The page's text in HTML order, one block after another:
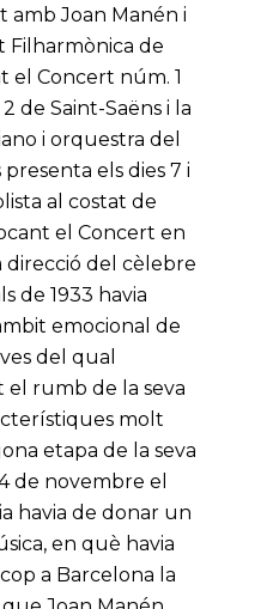
amb Joan Manén i
Filharmònica de
el Concert núm. 1
de Saint-Saëns i la
i orquestra del
els dies 7 i
al costat de
el Concert en
direcció del cèlebre
de 1933 havia
emocional de
del qual
rumb de la seva
molt
etapa de la seva
de novembre el
havia de donar un
en què havia
a Barcelona la